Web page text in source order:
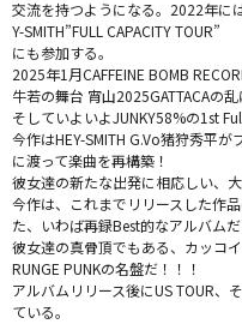
交流を持つようになる。2022年に
Y-SMITH”FULL CAPACITY TOUR”
にも参加する。
2025年1月CAFFEINE BOMB
牛若の舞台 宵山2025GATTACAの乱
そしていよいよJUNKY58%の1st
今作はHEY-SMITH G.Vo猪狩秀平
に渡って楽曲を再構築！
彼女達の新たな出発に相応しい、
今作は、これまでリリースした作
た、いわば再録Best的なアルバムだ
彼女達の真骨頂でもある、カッコ
RUNGE PUNKの名盤だ！！！
アルバムリリース後にUS TOUR、
ている。